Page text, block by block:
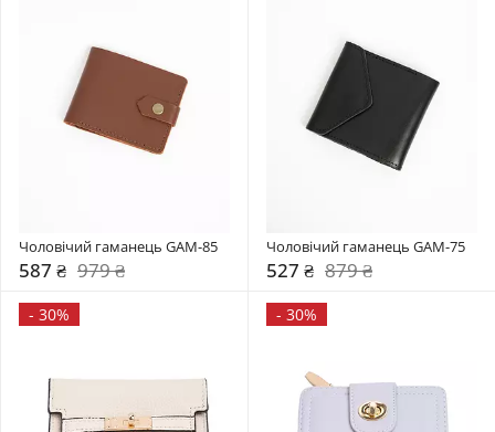
Чоловічий гаманець GAM-85
587 ₴ 979 ₴
Чоловічий гаманець GAM-75
527 ₴ 879 ₴
- 30% - 30%